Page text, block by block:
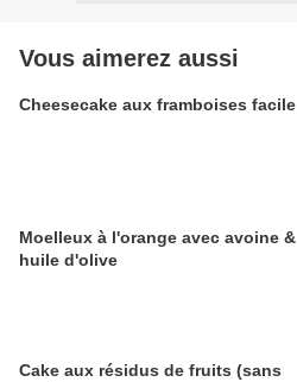
Vous aimerez aussi
Cheesecake aux framboises facile
Moelleux à l'orange avec avoine &
huile d'olive
Cake aux résidus de fruits (sans